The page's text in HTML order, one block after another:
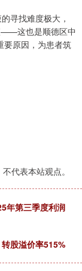
寻找难度极大，
——这也是顺德区中
要原因，为患者筑
代表本站观点。
年第三季度利润
股溢价率515%